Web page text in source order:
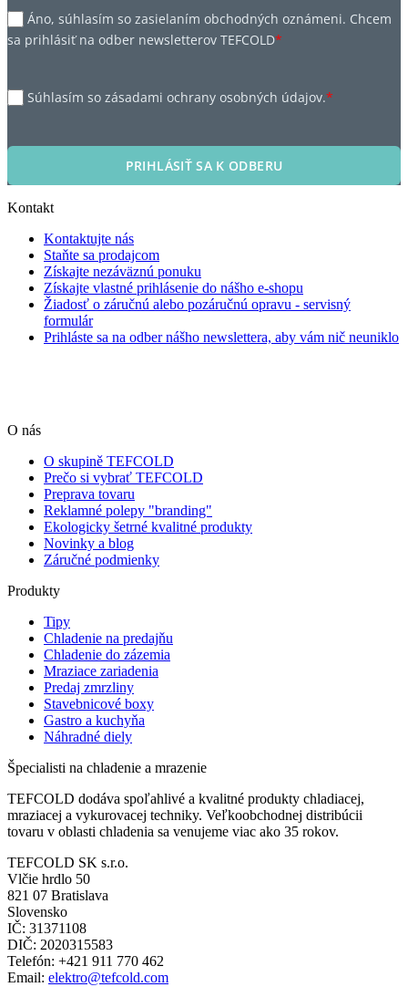
Áno, súhlasím so zasielaním obchodných oznámeni. Chcem
sa prihlásiť na odber newsletterov TEFCOLD*
Súhlasím so zásadami ochrany osobných údajov.*
PRIHLÁSIŤ SA K ODBERU
Kontakt
Kontaktujte nás
Staňte sa prodajcom
Získajte nezáväznú ponuku
Získajte vlastné prihlásenie do nášho e-shopu
Žiadosť o záručnú alebo pozáručnú opravu - servisný
formulár
Prihláste sa na odber nášho newslettera, aby vám nič neuniklo
O nás
O skupině TEFCOLD
Prečo si vybrať TEFCOLD
Preprava tovaru
Reklamné polepy "branding"
Ekologicky šetrné kvalitné produkty
Novinky a blog
Záručné podmienky
Produkty
Tipy
Chladenie na predajňu
Chladenie do zázemia
Mraziace zariadenia
Predaj zmrzliny
Stavebnicové boxy
Gastro a kuchyňa
Náhradné diely
Špecialisti na chladenie a mrazenie
TEFCOLD dodáva spoľahlivé a kvalitné produkty chladiacej,
mraziacej a vykurovacej techniky. Veľkoobchodnej distribúcii
tovaru v oblasti chladenia sa venujeme viac ako 35 rokov.
TEFCOLD SK s.r.o.
Vlčie hrdlo 50
821 07 Bratislava
Slovensko
IČ: 31371108
DIČ: 2020315583
Telefón: +421 911 770 462
Email: elektro@tefcold.com